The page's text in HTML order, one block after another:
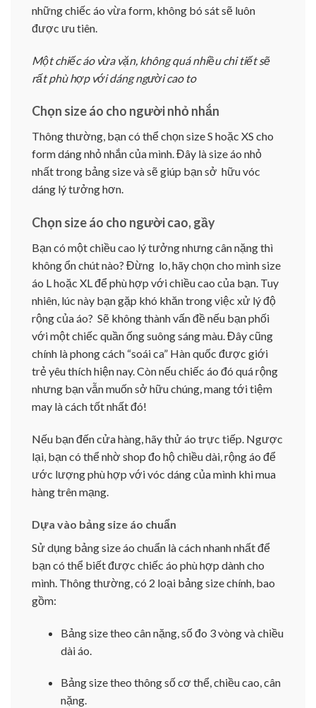
những chiếc áo vừa form, không bó sát sẽ luôn
được ưu tiên.
Một chiếc áo vừa vặn, không quá nhiều chi tiết sẽ
rất phù hợp với dáng người cao to
Chọn size áo cho người nhỏ nhắn
Thông thường, bạn có thể chọn size S hoặc XS cho
form dáng nhỏ nhắn của mình. Đây là size áo nhỏ
nhất trong bảng size và sẽ giúp bạn sở hữu vóc
dáng lý tưởng hơn.
Chọn size áo cho người cao, gầy
Bạn có một chiều cao lý tưởng nhưng cân nặng thì
không ổn chút nào? Đừng lo, hãy chọn cho mình size
áo L hoặc XL để phù hợp với chiều cao của bạn. Tuy
nhiên, lúc này bạn gặp khó khăn trong việc xử lý độ
rộng của áo? Sẽ không thành vấn đề nếu bạn phối
với một chiếc quần ống suông sáng màu. Đây cũng
chính là phong cách “soái ca” Hàn quốc được giới
trẻ yêu thích hiện nay. Còn nếu chiếc áo đó quá rộng
nhưng bạn vẫn muốn sở hữu chúng, mang tới tiệm
may là cách tốt nhất đó!
Nếu bạn đến cửa hàng, hãy thử áo trực tiếp. Ngược
lại, bạn có thể nhờ shop đo hộ chiều dài, rộng áo để
ước lượng phù hợp với vóc dáng của mình khi mua
hàng trên mạng.
Dựa vào bảng size áo chuẩn
Sử dụng bảng size áo chuẩn là cách nhanh nhất để
bạn có thể biết được chiếc áo phù hợp dành cho
mình. Thông thường, có 2 loại bảng size chính, bao
gồm:
Bảng size theo cân nặng, số đo 3 vòng và chiều
dài áo.
Bảng size theo thông số cơ thể, chiều cao, cân
nặng.